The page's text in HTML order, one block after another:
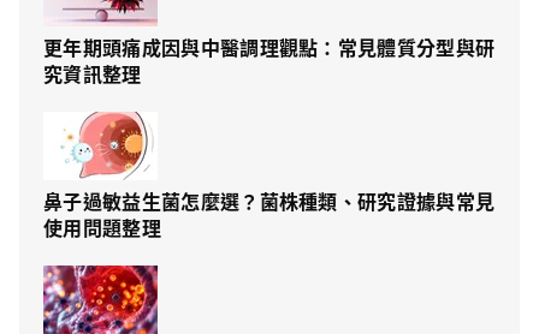
更年期頭痛成因與中醫調理觀點：常見體質分型與研
究資訊整理
鼻子過敏益生菌怎麼選？菌株種類、研究證據與常見
使用問題整理